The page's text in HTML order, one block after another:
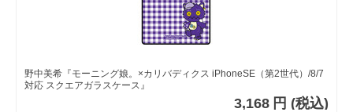
野中美希『モーニング娘。×カリバディクス iPhoneSE（第2世代）/8/7
対応 スクエアガラスケース』
3,168 円 (税込)